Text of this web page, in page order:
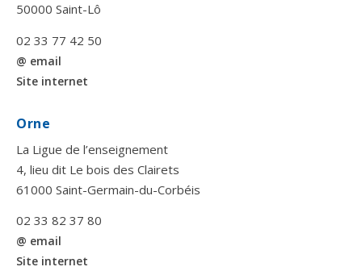
50000 Saint-Lô
02 33 77 42 50
@ email
Site internet
Orne
La Ligue de l’enseignement
4, lieu dit Le bois des Clairets
61000 Saint-Germain-du-Corbéis
02 33 82 37 80
@ email
Site internet